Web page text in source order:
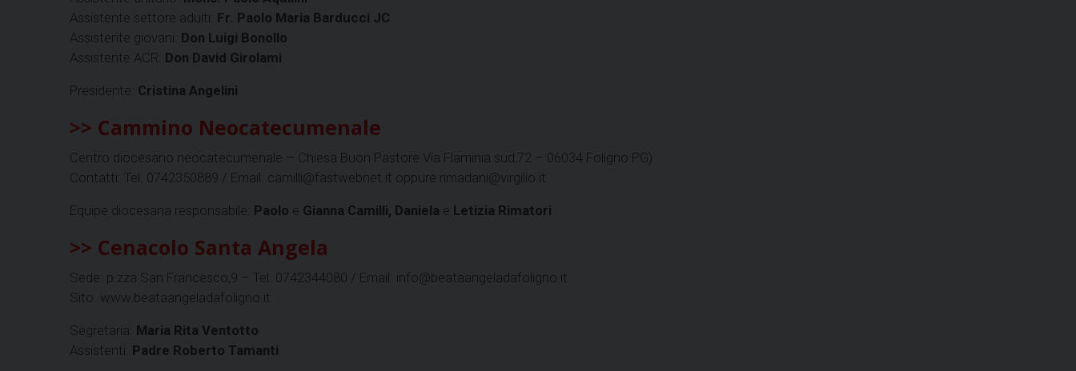
Assistente settore adulti: Fr. Paolo Maria Barducci JC
Assistente giovani: Don Luigi Bonollo
Assistente ACR: Don David Girolami
Presidente: Cristina Angelini
>> Cammino Neocatecumenale
Centro diocesano neocatecumenale – Chiesa Buon Pastore Via Flaminia sud,72 – 06034 Foligno PG)
Contatti: Tel. 0742350889 / Email: camilli@fastwebnet.it oppure rimadani@virgilio.it
Equipe diocesana responsabile: Paolo e Gianna Camilli, Daniela e Letizia Rimatori
>> Cenacolo Santa Angela
Sede: p.zza San Francesco,9 – Tel. 0742344080 / Email: info@beataangeladafoligno.it
Sito: www.beataangeladafoligno.it
Segretaria: Maria Rita Ventotto
Assistenti: Padre Roberto Tamanti